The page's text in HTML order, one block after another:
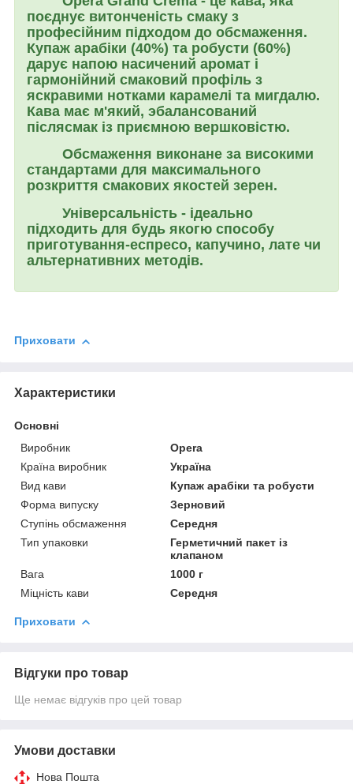
поєднує витонченість смаку з
професійним підходом до обсмаження.
Купаж арабіки (40%) та робусти (60%)
дарує напою насичений аромат і
гармонійний смаковий профіль з
яскравими нотками карамелі та мигдалю.
Кава має м'який, эбалансований
післясмак із приємною вершковістю.
Обсмаження виконане за високими
стандартами для максимального
розкриття смакових якостей зерен.
Універсальність - ідеально
підходить для будь якогю способу
приготування-еспресо, капучино, лате чи
альтернативних методів.
Приховати
Характеристики
Основні
Виробник
Opera
Країна виробник
Україна
Вид кави
Купаж арабіки та робусти
Форма випуску
Зерновий
Ступінь обсмаження
Середня
Тип упаковки
Герметичний пакет із
клапаном
Вага
1000 г
Міцність кави
Середня
Приховати
Відгуки про товар
Ще немає відгуків про цей товар
Умови доставки
Нова Пошта